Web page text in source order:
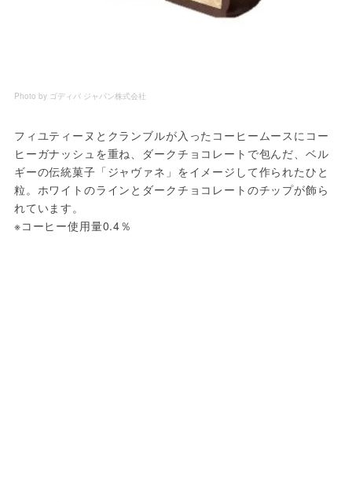
Photo by ゴディバ ジャパン株式会社
フィユティーヌとクランブルが入ったコーヒームースにコー
ヒーガナッシュを重ね、ダークチョコレートで包んだ、ベル
ギーの伝統菓子「ジャヴァネ」をイメージして作られたひと
粒。ホワイトのラインとダークチョコレートのチップが飾ら
れています。
※コーヒー使用量0.4％